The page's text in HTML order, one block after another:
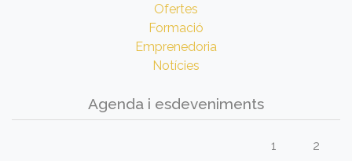
Ofertes
Formació
Emprenedoria
Notícies
Agenda i esdeveniments
1
2